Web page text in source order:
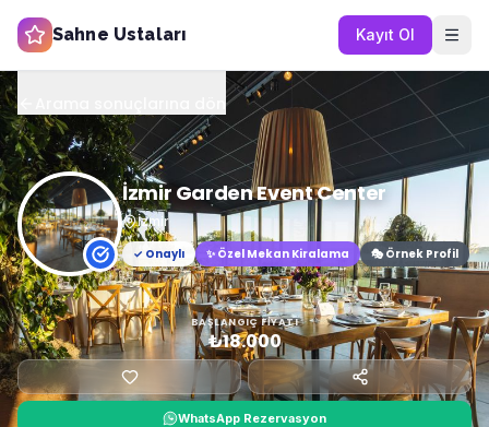
Sahne Ustaları Kayıt Ol
İzmir Garden Event Center
İzmir
✓ Onaylı
✨ Özel Mekan Kiralama 🎭 Örnek Profil
BAŞLANGIÇ FIYATI
₺18.000
WhatsApp Rezervasyon